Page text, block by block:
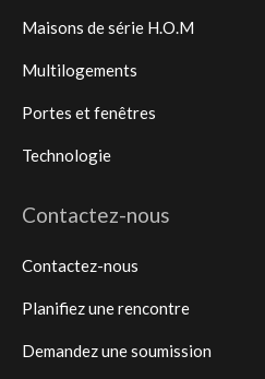
Maisons de série H.O.M
Multilogements
Portes et fenêtres
Technologie
Contactez-nous
Contactez-nous
Planifiez une rencontre
Demandez une soumission